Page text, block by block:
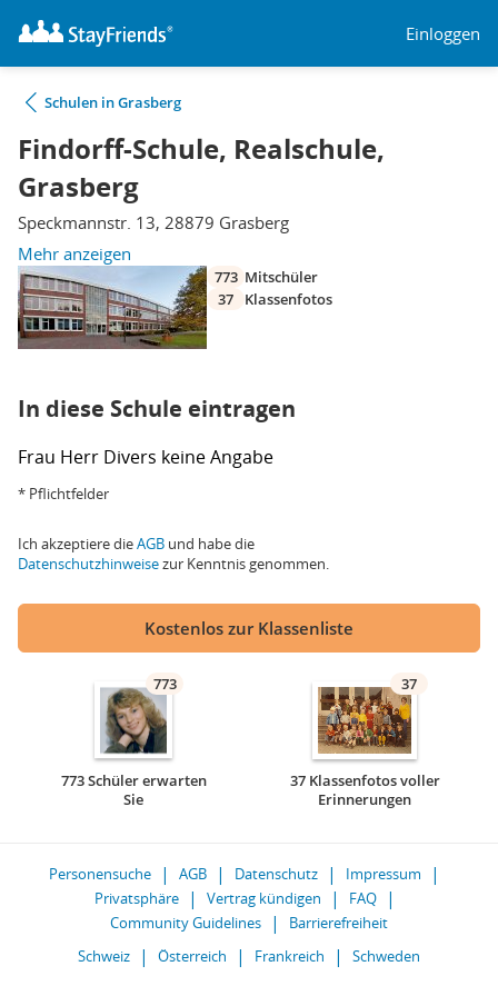
Einloggen
Schulen in Grasberg
Findorff-Schule, Realschule,
Grasberg
Speckmannstr. 13, 28879 Grasberg
Mehr anzeigen
773 Mitschüler
37
Klassenfotos
In diese Schule eintragen
Frau Herr Divers keine Angabe
* Pflichtfelder
Ich akzeptiere dieAGB und habe die
Datenschutzhinweisezur Kenntnis genommen.
Kostenlos zur Klassenliste
773
773 Schüler erwarten
Sie
37
37 Klassenfotos voller
Erinnerungen
Personensuche AGB Datenschutz
Impressum
Privatsphäre
Vertrag kündigen
FAQ
Community Guidelines
Barrierefreiheit
Schweiz
Österreich Frankreich Schweden